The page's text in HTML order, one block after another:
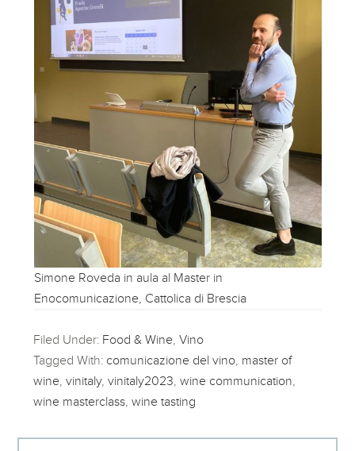
Simone Roveda in aula al Master in
Enocomunicazione, Cattolica di Brescia
Filed Under: Food & Wine ,Vino
Tagged With: comunicazione del vino master of
wine ,vinitaly,vinitaly2023 ,wine communication
wine masterclass ,wine tasting